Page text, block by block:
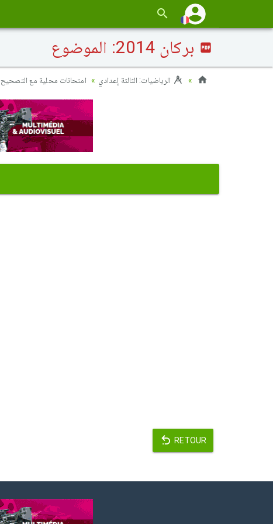
بركان 2014: الموضوع
الرياضيات: الثالثة إعدادي امتحانات محلية مع التصحيح
RETOUR